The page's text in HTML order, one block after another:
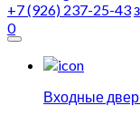
+7 (926) 237-25-43
0
Входные